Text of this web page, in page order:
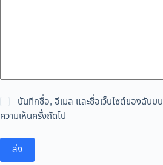
บันทึกชื่อ, อีเมล และชื่อเว็บไซต์ของฉันบ
ความเห็นครั้งถัดไป
ส่ง